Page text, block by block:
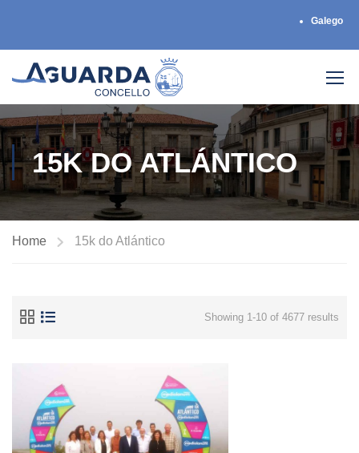
Galego
15K DO ATLÁNTICO
Home 15k do Atlántico
Showing 1-10 of 4677 results